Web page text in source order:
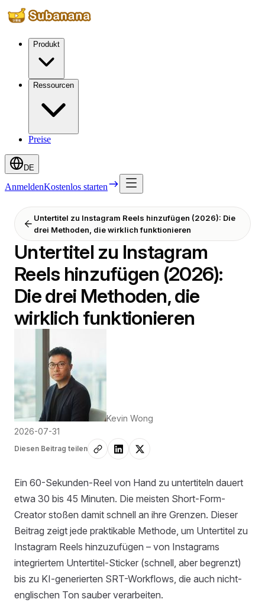
Produkt
Ressourcen
Preise
DE
AnmeldenKostenlos starten
Untertitel zu Instagram Reels hinzufügen (2026): Die
drei Methoden, die wirklich funktionieren
Untertitel zu Instagram
Reels hinzufügen (2026):
Die drei Methoden, die
wirklich funktionieren
Kevin Wong
2026-07-31
Diesen Beitrag teilen
Ein 60-Sekunden-Reel von Hand zu untertiteln dauert
etwa 30 bis 45 Minuten. Die meisten Short-Form-
Creator stoßen damit schnell an ihre Grenzen. Dieser
Beitrag zeigt jede praktikable Methode, um Untertitel zu
Instagram Reels hinzuzufügen – von Instagrams
integriertem Untertitel-Sticker (schnell, aber begrenzt)
bis zu KI-generierten SRT-Workflows, die auch nicht-
englischen Ton sauber verarbeiten.